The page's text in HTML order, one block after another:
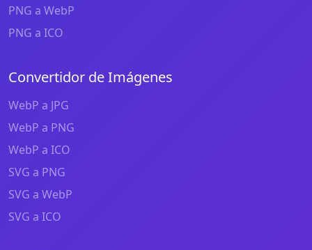
PNG a WebP
PNG a ICO
Convertidor de Imágenes
WebP a JPG
WebP a PNG
WebP a ICO
SVG a PNG
SVG a WebP
SVG a ICO